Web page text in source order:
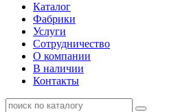
Каталог
Фабрики
Услуги
Сотрудничество
О компании
В наличии
Контакты